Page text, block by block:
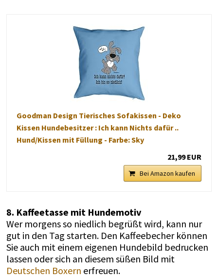
Goodman Design Tierisches Sofakissen - Deko
Kissen Hundebesitzer : Ich kann Nichts dafür ..
Hund/Kissen mit Füllung - Farbe: Sky
21,99 EUR
Bei Amazon kaufen
8. Kaffeetasse mit Hundemotiv
Wer morgens so niedlich begrüßt wird, kann nur
gut in den Tag starten. Den Kaffeebecher können
Sie auch mit einem eigenen Hundebild bedrucken
lassen oder sich an diesem süßen Bild mit
Deutschen Boxern erfreuen.